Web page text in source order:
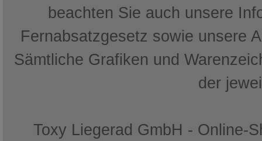
beachten Sie auch unsere
Fernabsatzgesetz sowie unsere
Sämtliche Grafiken und
der
Toxy Liegerad GmbH - Online-